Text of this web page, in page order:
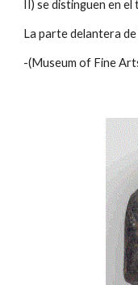
II) se distinguen en
La parte delantera
-(Museum of Fine